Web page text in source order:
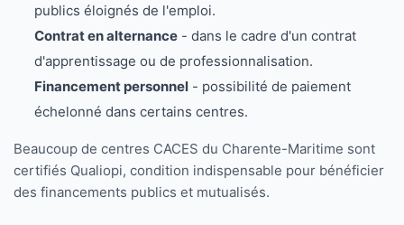
publics éloignés de l'emploi.
Contrat en alternance- dans le cadre d'un contrat
d'apprentissage ou de professionnalisation.
Financement personnel- possibilité de paiement
échelonné dans certains centres.
Beaucoup de centres CACES du Charente-Maritime sont
certifiés Qualiopi, condition indispensable pour bénéficier
des financements publics et mutualisés.